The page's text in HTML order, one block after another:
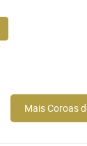
Mais Coroas